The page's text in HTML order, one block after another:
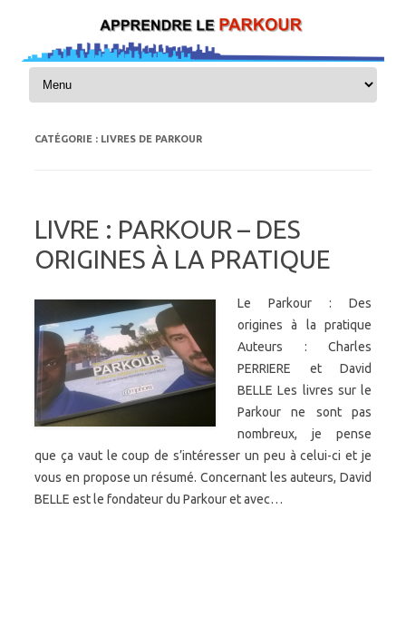
Skip to content
CATÉGORIE : LIVRES DE PARKOUR
LIVRE : PARKOUR – DES
ORIGINES À LA PRATIQUE
Le Parkour : Des
origines à la pratique
Auteurs : Charles
PERRIERE et David
BELLE Les livres sur le
Parkour ne sont pas
nombreux, je pense
que ça vaut le coup de s’intéresser un peu à celui-ci et je
vous en propose un résumé. Concernant les auteurs, David
BELLE est le fondateur du Parkour et avec…